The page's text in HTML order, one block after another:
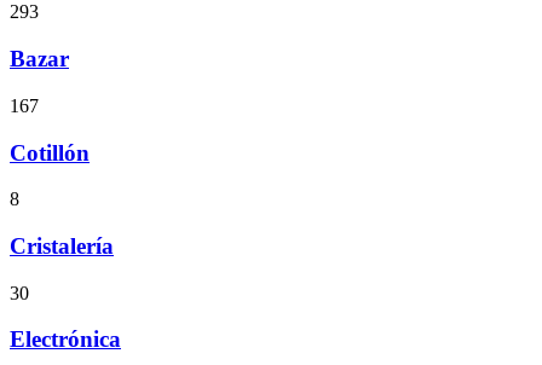
293
Bazar
167
Cotillón
8
Cristalería
30
Electrónica